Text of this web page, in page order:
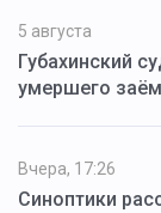
5 августа
Губахинский
умершего
Вчера, 17:26
Синоптики